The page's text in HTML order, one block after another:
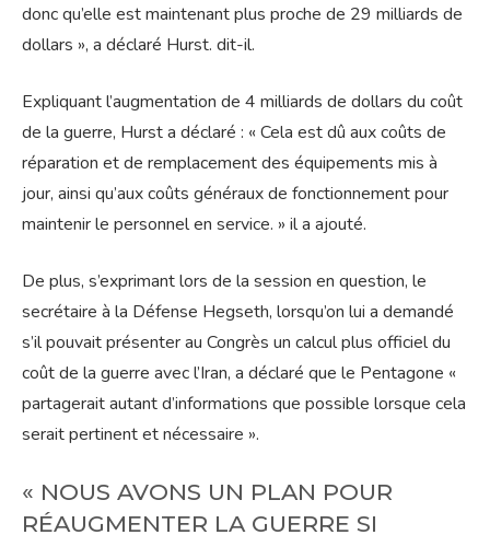
donc qu’elle est maintenant plus proche de 29 milliards de
dollars », a déclaré Hurst. dit-il.
Expliquant l’augmentation de 4 milliards de dollars du coût
de la guerre, Hurst a déclaré : « Cela est dû aux coûts de
réparation et de remplacement des équipements mis à
jour, ainsi qu’aux coûts généraux de fonctionnement pour
maintenir le personnel en service. » il a ajouté.
De plus, s’exprimant lors de la session en question, le
secrétaire à la Défense Hegseth, lorsqu’on lui a demandé
s’il pouvait présenter au Congrès un calcul plus officiel du
coût de la guerre avec l’Iran, a déclaré que le Pentagone «
partagerait autant d’informations que possible lorsque cela
serait pertinent et nécessaire ».
« NOUS AVONS UN PLAN POUR
RÉAUGMENTER LA GUERRE SI